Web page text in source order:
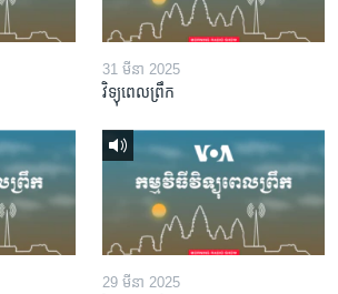
31 មីនា 2025
វិទ្យុពេលព្រឹក
29 មីនា 2025